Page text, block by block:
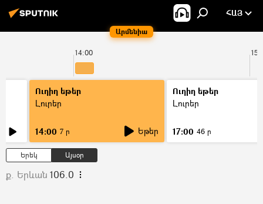
Արմենիա
ՀԱՅ
14:00
Ուղիղ եթեր
Լուրեր
14:00 7 ր Եթեր
Ուղիղ եթեր
Լուրեր
17:00 46 ր
Երեկ Այսօր
ք. Երևան 106.0